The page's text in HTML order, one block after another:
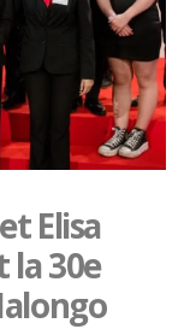
Elisa
30e